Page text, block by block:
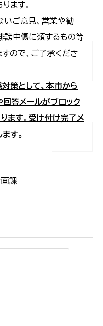
ます。
ご意見、営業や勧
謗中傷に類するもの等
ので、ご了承くださ
策として、本市から
答メールがブロック
ます。受け付け完了メ
す。
画課